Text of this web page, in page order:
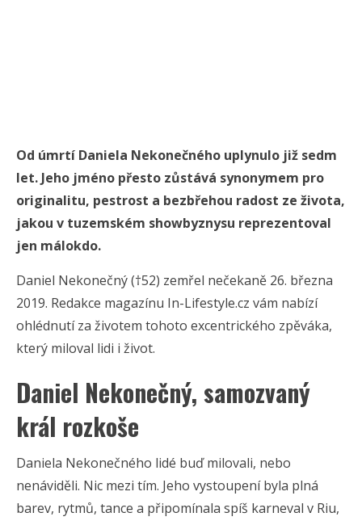
Od úmrtí Daniela Nekonečného uplynulo již sedm
let. Jeho jméno přesto zůstává synonymem pro
originalitu, pestrost a bezbřehou radost ze života,
jakou v tuzemském showbyznysu reprezentoval
jen málokdo.
Daniel Nekonečný (†52) zemřel nečekaně 26. března
2019. Redakce magazínu In-Lifestyle.cz vám nabízí
ohlédnutí za životem tohoto excentrického zpěváka,
který miloval lidi i život.
Daniel Nekonečný, samozvaný
král rozkoše
Daniela Nekonečného lidé buď milovali, nebo
nenáviděli. Nic mezi tím. Jeho vystoupení byla plná
barev, rytmů, tance a připomínala spíš karneval v Riu,